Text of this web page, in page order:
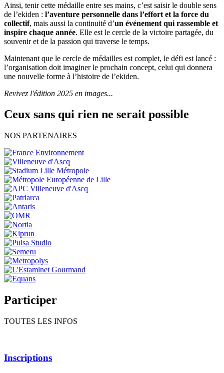
Ainsi, tenir cette médaille entre ses mains, c’est saisir le double sens
de l’ekiden : l’aventure personnelle dans l’effort et la force du
collectif, mais aussi la continuité d’un événement qui rassemble et
inspire chaque année. Elle est le cercle de la victoire partagée, du
souvenir et de la passion qui traverse le temps.
Maintenant que le cercle de médailles est complet, le défi est lancé :
l’organisation doit imaginer le prochain concept, celui qui donnera
une nouvelle forme à l’histoire de l’ekiden.
Revivez l'édition 2025 en images...
Ceux sans qui rien ne serait possible
NOS PARTENAIRES
Participer
TOUTES LES INFOS
Inscriptions